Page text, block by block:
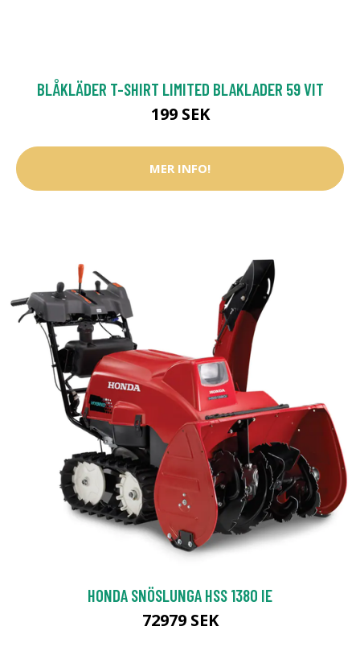
BLÅKLÄDER T-SHIRT LIMITED BLAKLADER 59 VIT
199 SEK
MER INFO!
HONDA SNÖSLUNGA HSS 1380 IE
72979 SEK